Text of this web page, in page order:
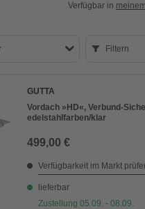
Verfügbar in
aufsteigend
Filtern
GUTTA
Vordach »HD«, Verbund-
edelstahlfarben/klar
499,00 €
Verfügbarkeit im Markt
lieferbar
Zustellung 05.09. - 08.09.